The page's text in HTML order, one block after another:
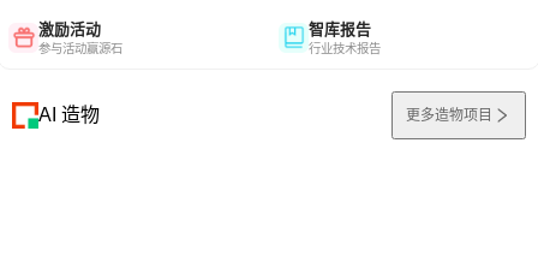
激励活动
参与活动赢源石
智库报告
行业技术报告
AI 造物 更多造物项目